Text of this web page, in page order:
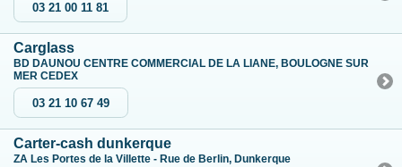
03 21 00 11 81
Carglass
BD DAUNOU CENTRE COMMERCIAL DE LA LIANE, BOULOGNE SUR
MER CEDEX
03 21 10 67 49
Carter-cash dunkerque
ZA Les Portes de la Villette - Rue de Berlin, Dunkerque